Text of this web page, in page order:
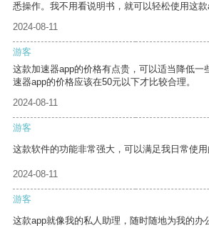
悉操作。我不用看说明书，就可以轻松使用这款
2024-08-11
游客
这款加速器app的价格有点贵，可以适当降低一
速器app的价格应该在50元以下才比较合理。
2024-08-11
游客
这款软件的功能非常强大，可以满足我日常使用
2024-08-11
游客
这款app就像我的私人助理，随时随地为我的办